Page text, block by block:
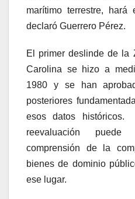
marítimo terrestre,
declaró Guerrero Pérez.
El primer deslinde de la
Carolina se hizo a
1980 y se han
posteriores
esos datos
reevaluación
comprensión de la
bienes de dominio
ese lugar.